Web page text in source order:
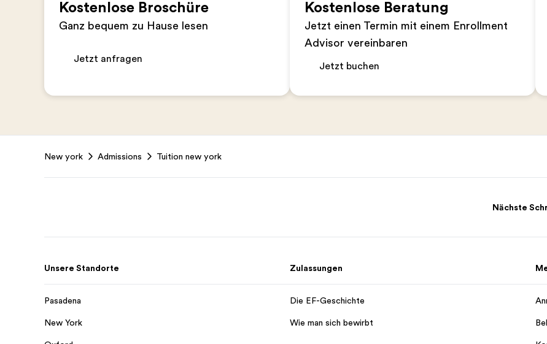
Kostenlose Broschüre
Ganz bequem zu Hause lesen
Jetzt anfragen
Kostenlose Beratung
Jetzt einen Termin mit einem Enrollment
Advisor vereinbaren
Jetzt buchen
New york Admissions Tuition new york
Nächste
Unsere Standorte
Pasadena
New York
Zulassungen
Die EF-Geschichte
Wie man sich bewirbt